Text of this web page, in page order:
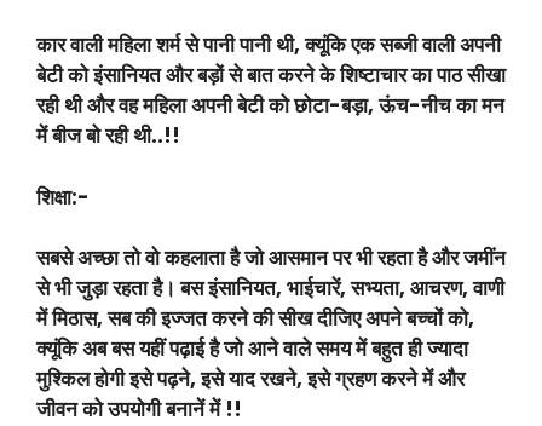
कार वाली महिला शर्म से पानी पानी थी, क्यूंकि एक सब्जी वाली अपनी
बेटी को इंसानियत और बड़ों से बात करने के शिष्टाचार का पाठ सीखा
रही थी और वह महिला अपनी बेटी को छोटा-बड़ा, ऊंच-नीच का मन
में बीज बो रही थी..!!
शिक्षा:-
सबसे अच्छा तो वो कहलाता है जो आसमान पर भी रहता है और जमींन
से भी जुड़ा रहता है। बस इंसानियत, भाईचारें, सभ्यता, आचरण, वाणी
में मिठास, सब की इज्जत करने की सीख दीजिए अपने बच्चों को,
क्यूंकि अब बस यहीं पढ़ाई है जो आने वाले समय में बहुत ही ज्यादा
मुश्किल होगी इसे पढ़ने, इसे याद रखने, इसे ग्रहण करने में और
जीवन को उपयोगी बनानें में !!